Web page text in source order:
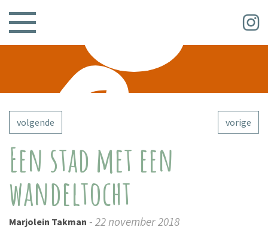
volgende vorige
Een stad met een
wandeltocht
Marjolein Takman - 22 november 2018